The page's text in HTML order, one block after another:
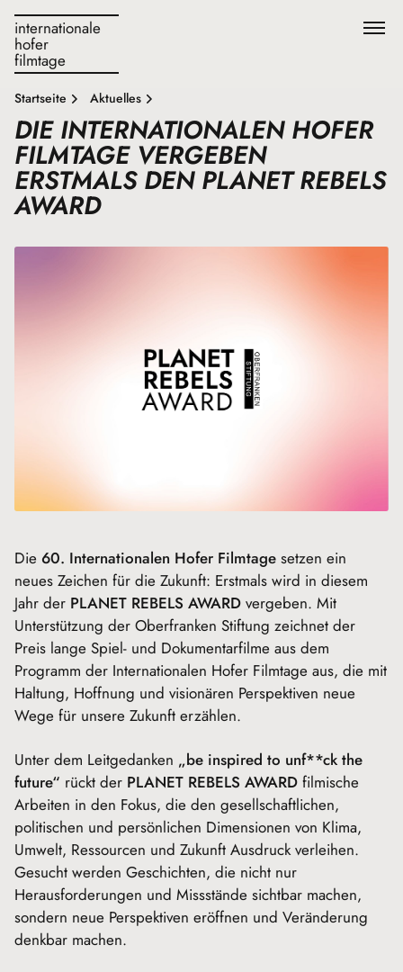
internationale
hofer
filmtage
Startseite Aktuelles
DIE INTERNATIONALEN HOFER
FILMTAGE VERGEBEN
ERSTMALS DEN PLANET REBELS
AWARD
Die 60. Internationalen Hofer Filmtage setzen ein
neues Zeichen für die Zukunft: Erstmals wird in diesem
Jahr der PLANET REBELS AWARD vergeben. Mit
Unterstützung der Oberfranken Stiftung zeichnet der
Preis lange Spiel- und Dokumentarfilme aus dem
Programm der Internationalen Hofer Filmtage aus, die mit
Haltung, Hoffnung und visionären Perspektiven neue
Wege für unsere Zukunft erzählen.
Unter dem Leitgedanken „be inspired to unf**ck the
future“ rückt der PLANET REBELS AWARD filmische
Arbeiten in den Fokus, die den gesellschaftlichen,
politischen und persönlichen Dimensionen von Klima,
Umwelt, Ressourcen und Zukunft Ausdruck verleihen.
Gesucht werden Geschichten, die nicht nur
Herausforderungen und Missstände sichtbar machen,
sondern neue Perspektiven eröffnen und Veränderung
denkbar machen.